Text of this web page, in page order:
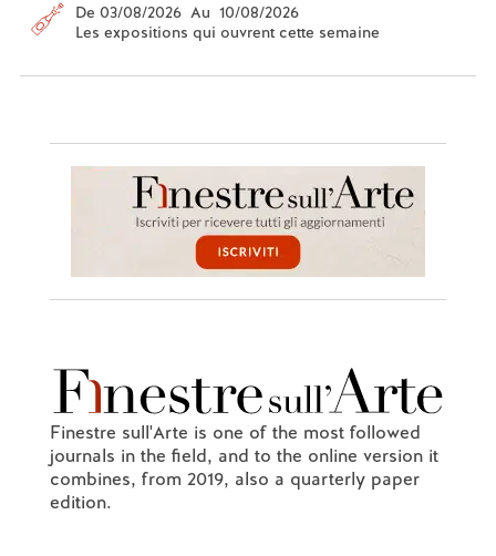
De 03/08/2026 Au 10/08/2026
Les expositions qui ouvrent cette semaine
Finestre sull'Arte is one of the most followed
journals in the field, and to the online version it
combines, from 2019, also a quarterly paper
edition.